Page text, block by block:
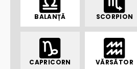
BALANȚĂ SCORPION
CAPRICORN VĂRSĂTOR